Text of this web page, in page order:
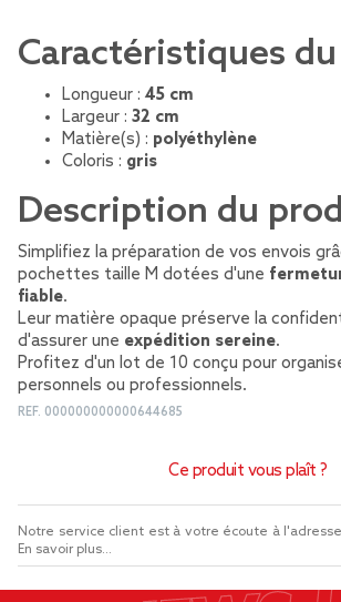
Caractéristiques
Longueur : 45 cm
Largeur : 32 cm
Matière(s) : polyéthylène
Coloris : gris
Description du
Simplifiez la préparation de vos envois
pochettes taille M dotées d'une
fiable.
Leur matière opaque préserve la
d'assurer une expédition sereine.
Profitez d'un lot de 10 conçu pour
personnels ou professionnels.
REF. 000000000000644685
Ce produit vous plaît ?
Notre service client est à votre écoute à
En savoir plus...